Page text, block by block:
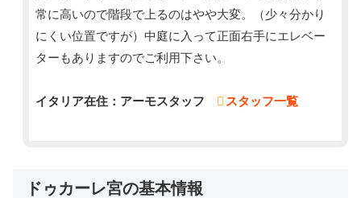
常に高いので階段で上るのはやや大変。（少々分かり
にくい位置ですが）中庭に入って正面右手にエレベー
ターもありますのでご利用下さい。
イタリア在住：アーモスタッフ スタッフ一覧
ドゥカーレ宮の基本情報